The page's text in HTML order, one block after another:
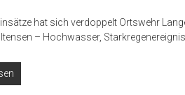
hat sich verdoppelt Ortswehr
– Hochwasser,